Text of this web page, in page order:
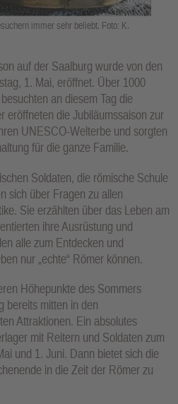
immer sehr beliebt. Foto: K.
auf der Saalburg wurde von den
1. Mai, eröffnet. Über 1000
an diesem Tag die
eröffneten die Jubiläumssaison zur
UNESCO-Welterbe und sorgten
für die ganze Familie.
Soldaten, die römische Schule
sich über Fragen zu allen
Sie erzählten über das Leben am
ihre Ausrüstung und
alle zum Entdecken und
nur „echte“ Römer können.
Höhepunkte des Sommers
bereits mitten in den
Attraktionen. Ein absolutes
mit Reitern und Soldaten zum
und 1. Juni. Dann bietet sich die
in die Zeit der Römer zu